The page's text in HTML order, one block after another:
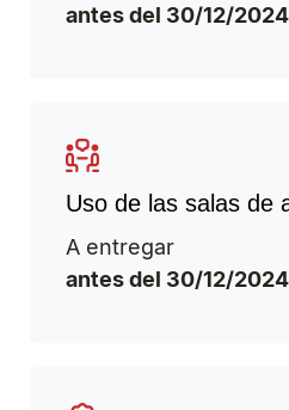
antes del 30/12/2024
Uso de las salas de
A entregar
antes del 30/12/2024